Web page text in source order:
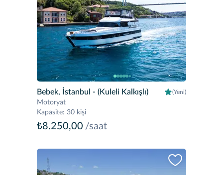
Bebek, İstanbul - (Kuleli Kalkışlı) (Yeni)
Motoryat
Kapasite: 30 kişi
₺8.250,00 /saat